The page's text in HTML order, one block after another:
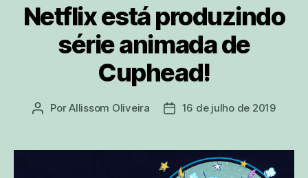
Netflix está produzindo
série animada de
Cuphead!
Autor
PorAllissom Oliveira
Data16 de julho de 2019